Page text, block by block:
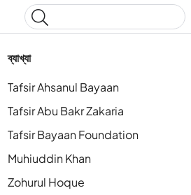
ব্যাখ্যা
Tafsir Ahsanul Bayaan
Tafsir Abu Bakr Zakaria
Tafsir Bayaan Foundation
Muhiuddin Khan
Zohurul Hoque